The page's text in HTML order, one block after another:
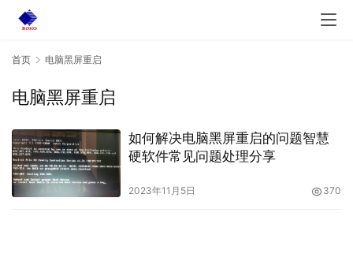
首页 电脑黑屏重启
电脑黑屏重启
如何解决电脑黑屏重启的问题智慧
硬软件常见问题处理分享
2023年11月5日 370